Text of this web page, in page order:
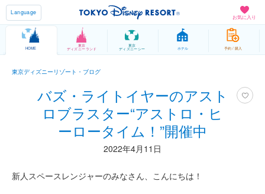
お気に入り
Language
HOME
東京
ディズニーランド
東京
ディズニーシー ホテル 予約 / 購入
東京ディズニーリゾート・ブログ
バズ・ライトイヤーのアスト
ロブラスター“アストロ・ヒ
ーロータイム！”開催中
2022年4月11日
新人スペースレンジャーのみなさん、こんにちは！